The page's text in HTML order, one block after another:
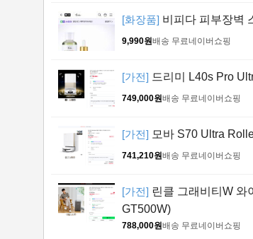
[화장품] 비피다 피부장벽
9,990원배송 무료네이버쇼핑
[가전] 드리미 L40s Pro
749,000원배송 무료네이버쇼핑
[가전] 모바 S70 Ultra
741,210원배송 무료네이버쇼핑
[가전] 린클 그래비티W 와
GT500W)
788,000원배송 무료네이버쇼핑